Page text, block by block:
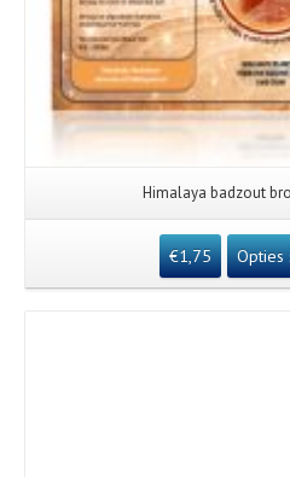
Himalaya badzout
€1,75 Opties